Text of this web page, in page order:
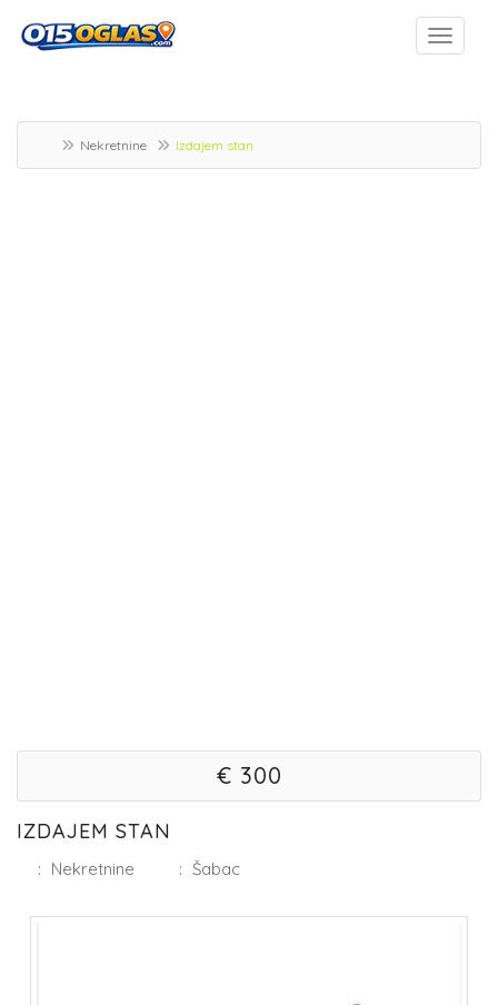
Nekretnine Izdajem stan
€ 300
IZDAJEM STAN
: Nekretnine : Šabac